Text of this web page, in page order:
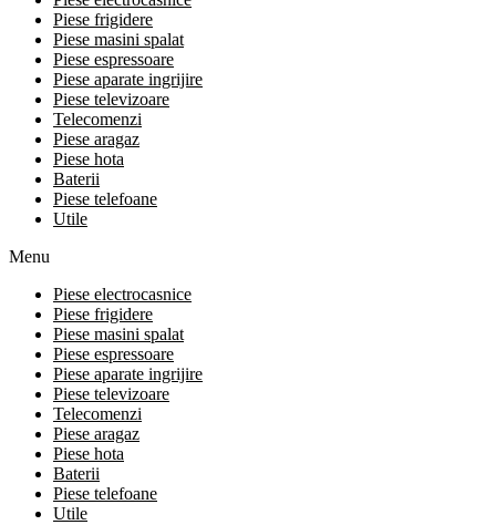
Piese frigidere
Piese masini spalat
Piese espressoare
Piese aparate ingrijire
Piese televizoare
Telecomenzi
Piese aragaz
Piese hota
Baterii
Piese telefoane
Utile
Menu
Piese electrocasnice
Piese frigidere
Piese masini spalat
Piese espressoare
Piese aparate ingrijire
Piese televizoare
Telecomenzi
Piese aragaz
Piese hota
Baterii
Piese telefoane
Utile